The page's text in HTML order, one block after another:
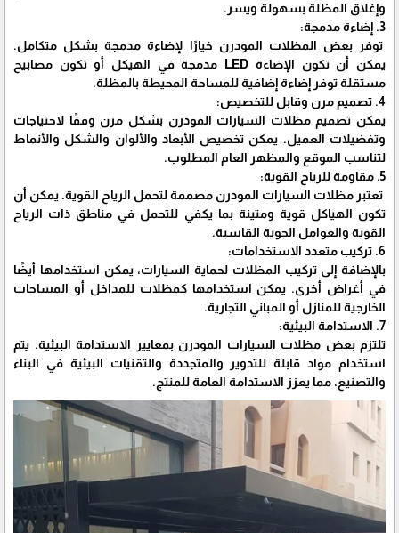
وإغلاق المظلة بسهولة ويسر.
3. إضاءة مدمجة:
توفر بعض المظلات المودرن خيارًا لإضاءة مدمجة بشكل متكامل.
يمكن أن تكون الإضاءة LED مدمجة في الهيكل أو تكون مصابيح
مستقلة توفر إضاءة إضافية للمساحة المحيطة بالمظلة.
4. تصميم مرن وقابل للتخصيص:
يمكن تصميم مظلات السيارات المودرن بشكل مرن وفقًا لاحتياجات
وتفضيلات العميل. يمكن تخصيص الأبعاد والألوان والشكل والأنماط
لتناسب الموقع والمظهر العام المطلوب.
5. مقاومة للرياح القوية:
تعتبر مظلات السيارات المودرن مصممة لتحمل الرياح القوية. يمكن أن
تكون الهياكل قوية ومتينة بما يكفي للتحمل في مناطق ذات الرياح
القوية والعوامل الجوية القاسية.
6. تركيب متعدد الاستخدامات:
بالإضافة إلى تركيب المظلات لحماية السيارات، يمكن استخدامها أيضًا
في أغراض أخرى. يمكن استخدامها كمظلات للمداخل أو المساحات
الخارجية للمنازل أو المباني التجارية.
7. الاستدامة البيئية:
تلتزم بعض مظلات السيارات المودرن بمعايير الاستدامة البيئية. يتم
استخدام مواد قابلة للتدوير والمتجددة والتقنيات البيئية في البناء
والتصنيع، مما يعزز الاستدامة العامة للمنتج.